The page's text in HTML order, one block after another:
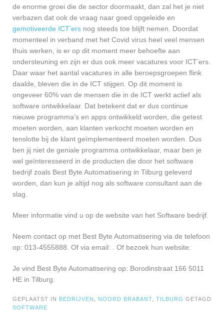
de enorme groei die de sector doormaakt, dan zal het je niet
verbazen dat ook de vraag naar goed opgeleide en
gemotiveerde ICT’ers nog steeds toe blijft nemen. Doordat
momenteel in verband met het Covid virus heel veel mensen
thuis werken, is er op dit moment meer behoefte aan
ondersteuning en zijn er dus ook meer vacatures voor ICT’ers.
Daar waar het aantal vacatures in alle beroepsgroepen flink
daalde, bleven die in de ICT stijgen. Op dit moment is
ongeveer 60% van de mensen die in de ICT werkt actief als
software ontwikkelaar. Dat betekent dat er dus continue
nieuwe programma’s en apps ontwikkeld worden, die getest
moeten worden, aan klanten verkocht moeten worden en
tenslotte bij de klant geïmplementeerd moeten worden. Dus
ben jij niet de geniale programma ontwikkelaar, maar ben je
wel geïnteresseerd in de producten die door het software
bedrijf zoals Best Byte Automatisering in Tilburg geleverd
worden, dan kun je altijd nog als software consultant aan de
slag.
Meer informatie vind u op de website van het Software bedrijf.
Neem contact op met Best Byte Automatisering via de telefoon
op: 013-4555888. Of via email:
. Of bezoek hun website:
Je vind Best Byte Automatisering op: Borodinstraat 166 5011
HE in Tilburg.
GEPLAATST IN BEDRIJVEN NOORD BRABANT TILBURG GETAGD
SOFTWARE